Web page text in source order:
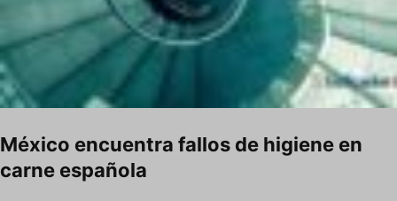
México encuentra fallos de higiene en
carne española